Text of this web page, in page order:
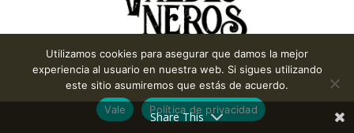
Share This
Utilizamos cookies para asegurar que damos la mejor
experiencia al usuario en nuestra web. Si sigues utilizando
este sitio asumiremos que estás de acuerdo.
Vale
Política de privacidad